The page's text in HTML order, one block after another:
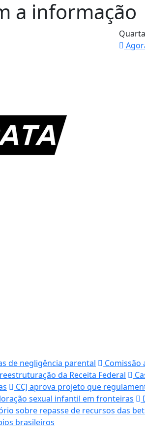
a informação
de negligência parental
Comissão
da Receita Federal
CCJ aprova projeto que
sexual infantil em fronteiras
sobre repasse de recursos das
brasileiros